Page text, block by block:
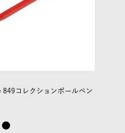
849コレクションボールペン